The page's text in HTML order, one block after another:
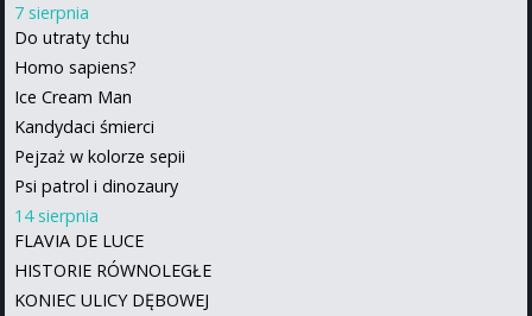
7 sierpnia
Do utraty tchu
Homo sapiens?
Ice Cream Man
Kandydaci śmierci
Pejzaż w kolorze sepii
Psi patrol i dinozaury
14 sierpnia
FLAVIA DE LUCE
HISTORIE RÓWNOLEGŁE
KONIEC ULICY DĘBOWEJ